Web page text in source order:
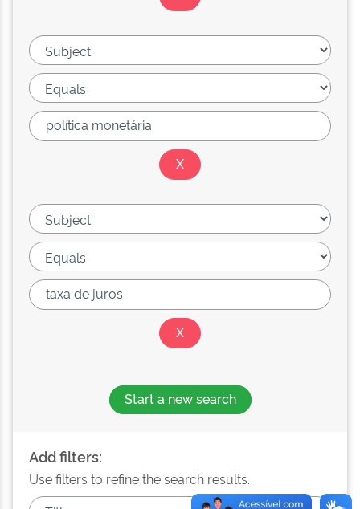
Start a new search
Add filters:
Use filters to refine the search results.